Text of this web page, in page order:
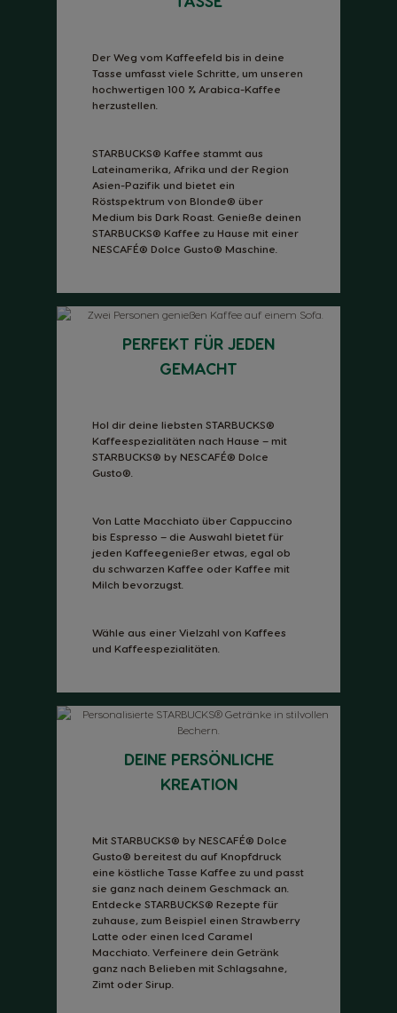
Der Weg vom Kaffeefeld bis in deine
Tasse umfasst viele Schritte, um unseren
hochwertigen 100 % Arabica-Kaffee
herzustellen.
STARBUCKS® Kaffee stammt aus
Lateinamerika, Afrika und der Region
Asien-Pazifik und bietet ein
Röstspektrum von Blonde® über
Medium bis Dark Roast. Genieße deinen
STARBUCKS® Kaffee zu Hause mit einer
NESCAFÉ® Dolce Gusto® Maschine.
PERFEKT FÜR JEDEN
GEMACHT
Hol dir deine liebsten STARBUCKS®
Kaffeespezialitäten nach Hause – mit
STARBUCKS® by NESCAFÉ® Dolce
Gusto®.
Von Latte Macchiato über Cappuccino
bis Espresso – die Auswahl bietet für
jeden Kaffeegenießer etwas, egal ob
du schwarzen Kaffee oder Kaffee mit
Milch bevorzugst.
Wähle aus einer Vielzahl von Kaffees
und Kaffeespezialitäten.
DEINE PERSÖNLICHE
KREATION
Mit STARBUCKS® by NESCAFÉ® Dolce
Gusto® bereitest du auf Knopfdruck
eine köstliche Tasse Kaffee zu und passt
sie ganz nach deinem Geschmack an.
Entdecke STARBUCKS® Rezepte für
zuhause, zum Beispiel einen Strawberry
Latte oder einen Iced Caramel
Macchiato. Verfeinere dein Getränk
ganz nach Belieben mit Schlagsahne,
Zimt oder Sirup.